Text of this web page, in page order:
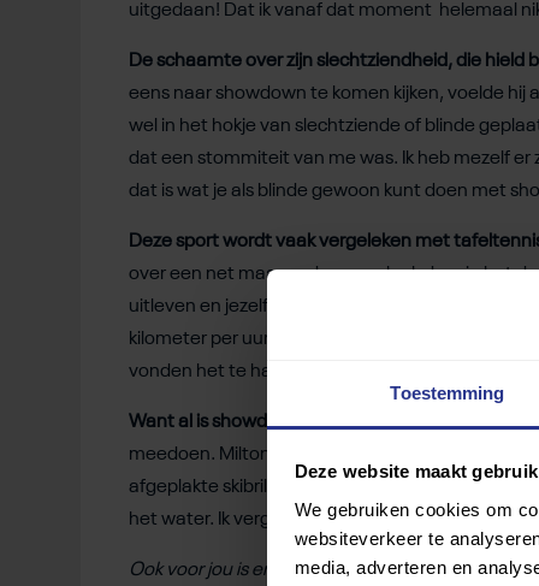
Toestemming
Deze website maakt
We gebruiken cookies om
websiteverkeer te
media, adverteren en
uitgedaan! Dat ik vanaf dat moment helemaal
De schaamte over zijn slechtziendheid, die hield
eens naar showdown te komen kijken, voelde hij
wel in het hokje van slechtziende of blinde
dat een stommiteit van me was. Ik heb mezelf
dat is wat je als blinde gewoon kunt doen met
Deze sport wordt vaak vergeleken met
over een net maar onder een plank door in het
uitleven en jezelf erin bekwamen. Je bent heel
kilometer per uur. Ik nam weleens kennissen
vonden het te hard gaan.”
Want al is showdown ontwikkeld voor visueel
meedoen. Milton is daar groot voorstander van.
afgeplakte skibril op, waardoor je aan elkaar gelijk
het water. Ik vergeet mijn handicap. Dat komt
Ook voor jou is er een geschikte sport die je leuk